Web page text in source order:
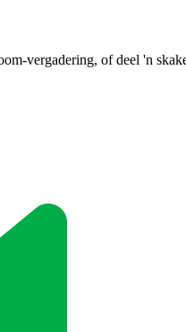
vergadering, of deel 'n